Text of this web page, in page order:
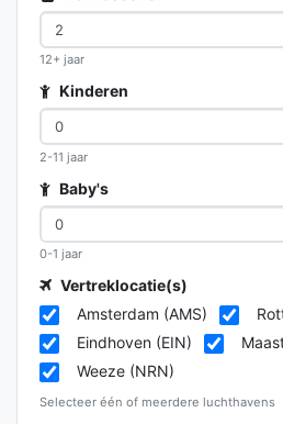
12+ jaar
Kinderen
2-11 jaar
Baby's
0-1 jaar
Vertreklocatie(s)
Amsterdam (AMS)
Eindhoven (EIN)
Weeze (NRN)
Selecteer één of meerdere luchthavens